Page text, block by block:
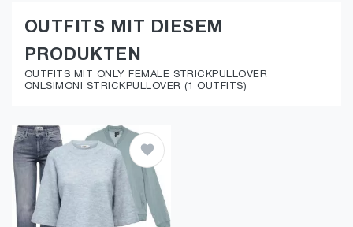
OUTFITS MIT DIESEM
PRODUKTEN
OUTFITS MIT ONLY FEMALE STRICKPULLOVER
ONLSIMONI STRICKPULLOVER (1 OUTFITS)